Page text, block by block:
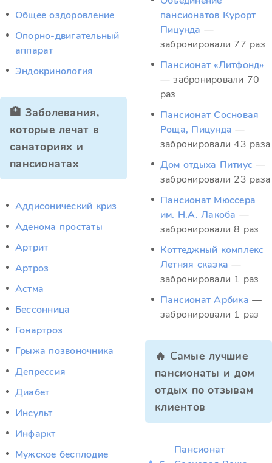
Общее оздоровление
Опорно-двигательный
аппарат
Эндокринология
🏥 Заболевания,
которые лечат в
санаториях и
пансионатах
Аддисонический криз
Аденома простаты
Артрит
Артроз
Астма
Бессонница
Гонартроз
Грыжа позвоночника
Депрессия
Диабет
Инсульт
Инфаркт
Мужское бесплодие
пансионатов Курорт
Пицунда —
забронировали 77 раз
Пансионат «Литфонд»
— забронировали 70
раз
Пансионат Сосновая
Роща, Пицунда —
забронировали 43 раза
Дом отдыха Питиус —
забронировали 23 раза
Пансионат Мюссера
им. Н.А. Лакоба —
забронировали 8 раз
Коттеджный комплекс
Летняя сказка —
забронировали 1 раз
Пансионат Арбика —
забронировали 1 раз
🔥 Самые лучшие
пансионаты и дом
отдых по отзывам
клиентов
Пансионат